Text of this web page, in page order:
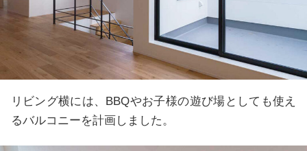
リビング横には、BBQやお子様の遊び場としても使え
るバルコニーを計画しました。